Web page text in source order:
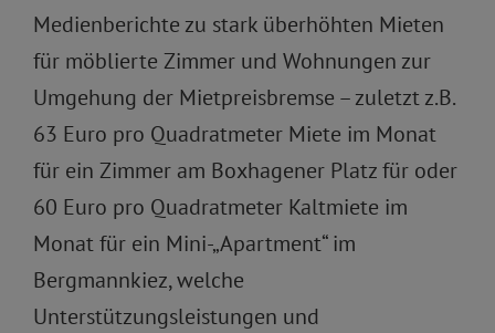
Medienberichte zu stark überhöhten Mieten
für möblierte Zimmer und Wohnungen zur
Umgehung der Mietpreisbremse – zuletzt z.B.
63 Euro pro Quadratmeter Miete im Monat
für ein Zimmer am Boxhagener Platz für oder
60 Euro pro Quadratmeter Kaltmiete im
Monat für ein Mini-„Apartment“ im
Bergmannkiez, welche
Unterstützungsleistungen und